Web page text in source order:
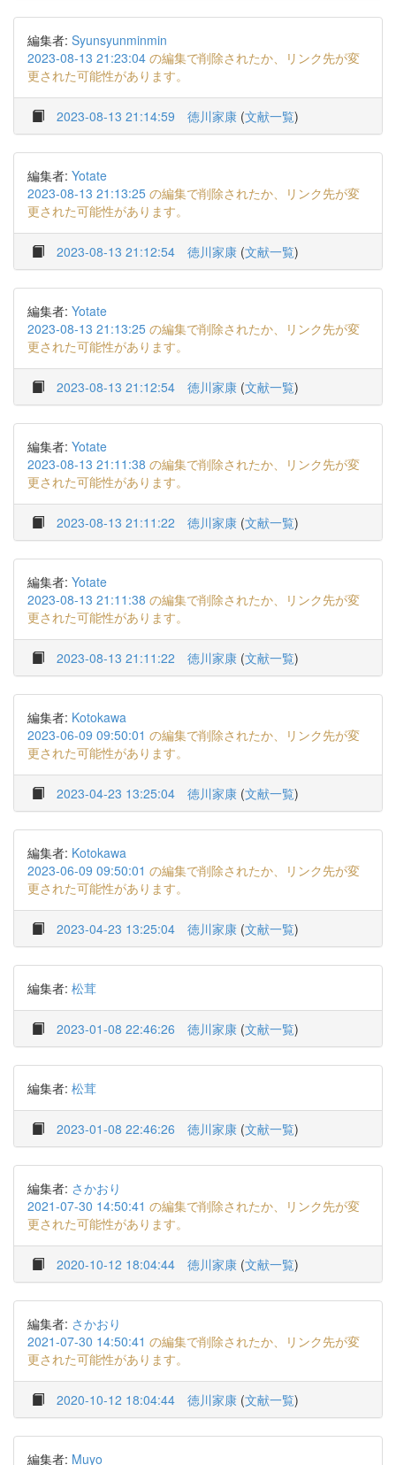
編集者: Syunsyunminmin
2023-08-13 21:23:04 の編集で削除されたか、リンク先が変
更された可能性があります。
2023-08-13 21:14:59 徳川家康 (文献一覧)
編集者: Yotate
2023-08-13 21:13:25 の編集で削除されたか、リンク先が変
更された可能性があります。
2023-08-13 21:12:54 徳川家康 (文献一覧)
編集者: Yotate
2023-08-13 21:13:25 の編集で削除されたか、リンク先が変
更された可能性があります。
2023-08-13 21:12:54 徳川家康 (文献一覧)
編集者: Yotate
2023-08-13 21:11:38 の編集で削除されたか、リンク先が変
更された可能性があります。
2023-08-13 21:11:22 徳川家康 (文献一覧)
編集者: Yotate
2023-08-13 21:11:38 の編集で削除されたか、リンク先が変
更された可能性があります。
2023-08-13 21:11:22 徳川家康 (文献一覧)
編集者: Kotokawa
2023-06-09 09:50:01 の編集で削除されたか、リンク先が変
更された可能性があります。
2023-04-23 13:25:04 徳川家康 (文献一覧)
編集者: Kotokawa
2023-06-09 09:50:01 の編集で削除されたか、リンク先が変
更された可能性があります。
2023-04-23 13:25:04 徳川家康 (文献一覧)
編集者: 松茸
2023-01-08 22:46:26 徳川家康 (文献一覧)
編集者: 松茸
2023-01-08 22:46:26 徳川家康 (文献一覧)
編集者: さかおり
2021-07-30 14:50:41 の編集で削除されたか、リンク先が変
更された可能性があります。
2020-10-12 18:04:44 徳川家康 (文献一覧)
編集者: さかおり
2021-07-30 14:50:41 の編集で削除されたか、リンク先が変
更された可能性があります。
2020-10-12 18:04:44 徳川家康 (文献一覧)
編集者: Muyo